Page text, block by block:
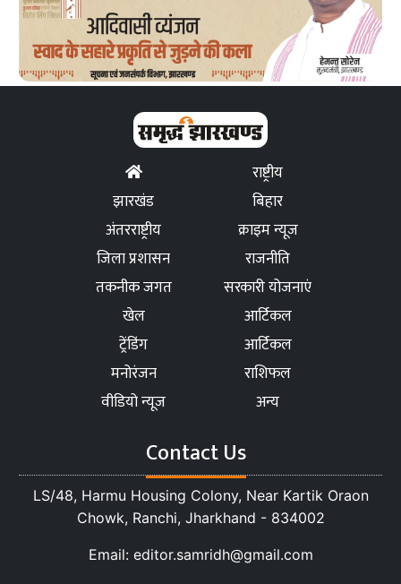
राष्ट्रीय
झारखंड
बिहार
अंतरराष्ट्रीय
क्राइम न्यूज
जिला प्रशासन
राजनीति
तकनीक जगत
सरकारी योजनाएं
खेल
आर्टिकल
ट्रेंडिंग
आर्टिकल
मनोरंजन
राशिफल
वीडियो न्यूज
अन्य
Contact Us
LS/48, Harmu Housing Colony, Near Kartik Oraon
Chowk, Ranchi, Jharkhand - 834002
Email: editor.samridh@gmail.com